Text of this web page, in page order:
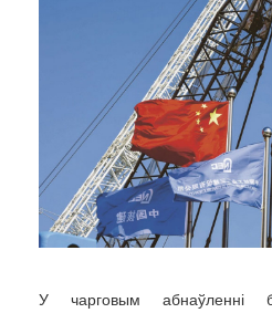
У чарговым абнаўленні